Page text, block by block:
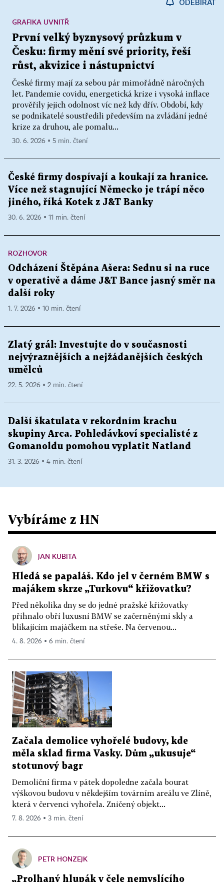
ODEBÍRAT
První velký byznysový průzkum v
Česku: firmy mění své priority, řeší
růst, akvizice i nástupnictví
České firmy mají za sebou pár mimořádně náročných
let. Pandemie covidu, energetická krize i vysoká inflace
prověřily jejich odolnost víc než kdy dřív. Období, kdy
se podnikatelé soustředili především na zvládání jedné
krize za druhou, ale pomalu...
GRAFIKA UVNITŘ
30. 6. 2026 ▪ 5 min. čtení
České firmy dospívají a koukají za hranice.
Více než stagnující Německo je trápí něco
jiného, říká Kotek z J&T Banky
30. 6. 2026 ▪ 11 min. čtení
ROZHOVOR
Odcházení Štěpána Ašera: Sednu si na ruce
v operativě a dáme J&T Bance jasný směr na
další roky
1. 7. 2026 ▪ 10 min. čtení
Zlatý grál: Investujte do v současnosti
nejvýraznějších a nejžádanějších českých
umělců
22. 5. 2026 ▪ 2 min. čtení
Další škatulata v rekordním krachu
skupiny Arca. Pohledávkoví specialisté z
Gomanoldu pomohou vyplatit Natland
31. 3. 2026 ▪ 4 min. čtení
Vybíráme z HN
JAN KUBITA
Hledá se papaláš. Kdo jel v černém BMW s
majákem skrze „Turkovu“ křižovatku?
Před několika dny se do jedné pražské křižovatky
přihnalo obří luxusní BMW se začerněnými skly a
blikajícím majáčkem na střeše. Na červenou...
4. 8. 2026 ▪ 6 min. čtení
Začala demolice vyhořelé budovy, kde
měla sklad firma Vasky. Dům „ukusuje“
stotunový bagr
Demoliční firma v pátek dopoledne začala bourat
výškovou budovu v někdejším továrním areálu ve Zlíně,
která v červenci vyhořela. Zničený objekt...
7. 8. 2026 ▪ 3 min. čtení
PETR HONZEJK
„Prolhaný hlupák v čele nemyslícího